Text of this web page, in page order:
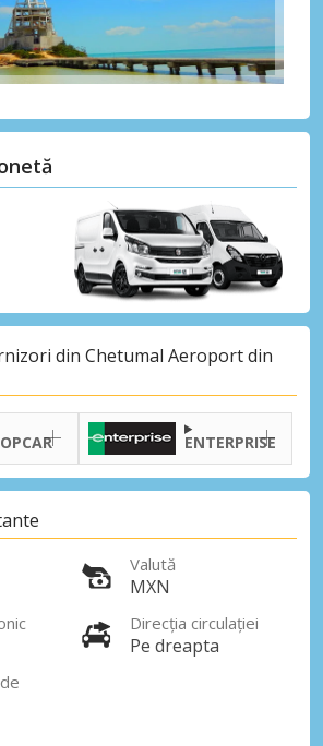
din Chetumal Aeroport din
ENTERPRISE
Valută
MXN
Direcția circulației
Pe dreapta